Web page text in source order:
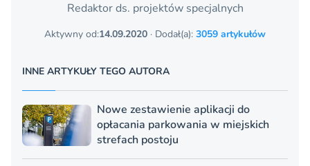
Redaktor ds. projektów specjalnych
Aktywny od:14.09.2020 · Dodał(a): 3059 artykułów
INNE ARTYKUŁY TEGO AUTORA
Nowe zestawienie aplikacji do
opłacania parkowania w miejskich
strefach postoju